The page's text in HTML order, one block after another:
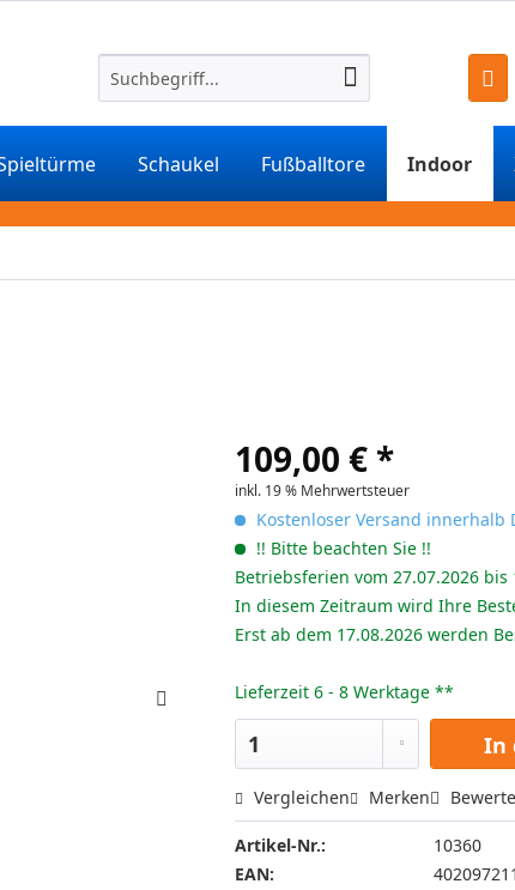
Schaukel Fußballtore Indoor
109,00 € *
inkl. 19 % Mehrwertsteuer
Kostenloser Versand innerhalb
!! Bitte beachten Sie !!
Betriebsferien vom 27.07.2026 bis
In diesem Zeitraum wird Ihre
Erst ab dem 17.08.2026 werden
Lieferzeit 6 - 8 Werktage **
In
Vergleichen Merken
Artikel-Nr.:
10360
EAN: